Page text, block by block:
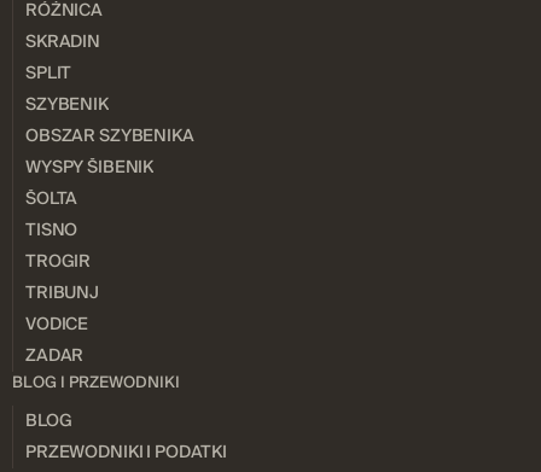
RÓŻNICA
SKRADIN
SPLIT
SZYBENIK
OBSZAR SZYBENIKA
WYSPY ŠIBENIK
ŠOLTA
TISNO
TROGIR
TRIBUNJ
VODICE
ZADAR
BLOG I PRZEWODNIKI
BLOG
PRZEWODNIKI I PODATKI